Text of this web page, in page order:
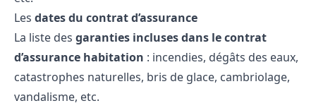
Les dates du contrat d’assurance
La liste des garanties incluses dans lecontrat
d’assurance habitation : incendies, dégâts des eaux,
catastrophes naturelles, bris de glace, cambriolage,
vandalisme, etc.